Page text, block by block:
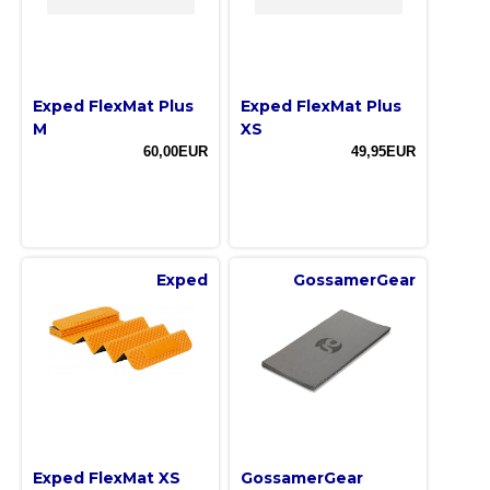
Exped FlexMat Plus
M
60,00EUR
Exped FlexMat Plus
XS
49,95EUR
Exped
Exped FlexMat XS
GossamerGear
GossamerGear